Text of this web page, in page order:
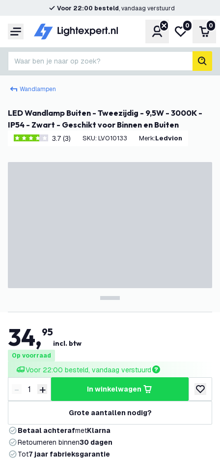
Voor 22:00 besteld, vandaag verstuurd
Menu Account
Mijn
0 0
Waar ben je naar op zoek?
Wandlampen
LED Wandlamp Buiten - Tweezijdig - 9,5W - 3000K -
IP54 - Zwart - Geschikt voor Binnen en Buiten
3.7 score sterren
3.7 (3) SKU: LVO10133 Merk: Ledvion
34,95
incl. btw
Op voorraad
Voor 22:00 besteld, vandaag verstuurd
Verminder hoeveelheid
- Verhoog hoeveelheid
+ in winkelwagen
Grote aantallen nodig?
Betaal achterafmetKlarna
Retourneren binnen30 dagen
Tot7 jaar fabrieksgarantie